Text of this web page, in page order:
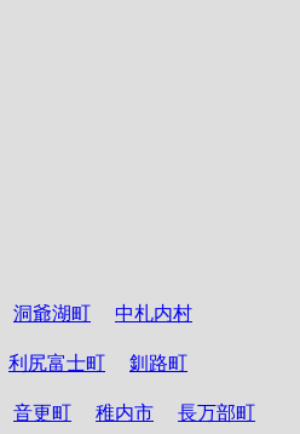
洞爺湖町 中札内村
利尻富士町 釧路町
音更町 稚内市 長万部町